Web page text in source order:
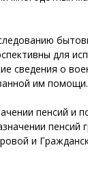
для
сведения о
им помощи.
пенсий
и